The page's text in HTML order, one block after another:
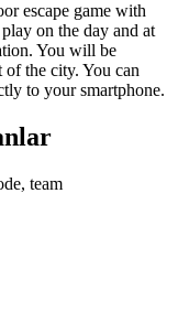
escape game with
on the day and at
You will be
of the city. You can
to your smartphone.
team